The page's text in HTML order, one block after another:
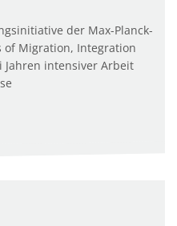
der Max-Planck-
of Migration, Integration
Jahren intensiver Arbeit